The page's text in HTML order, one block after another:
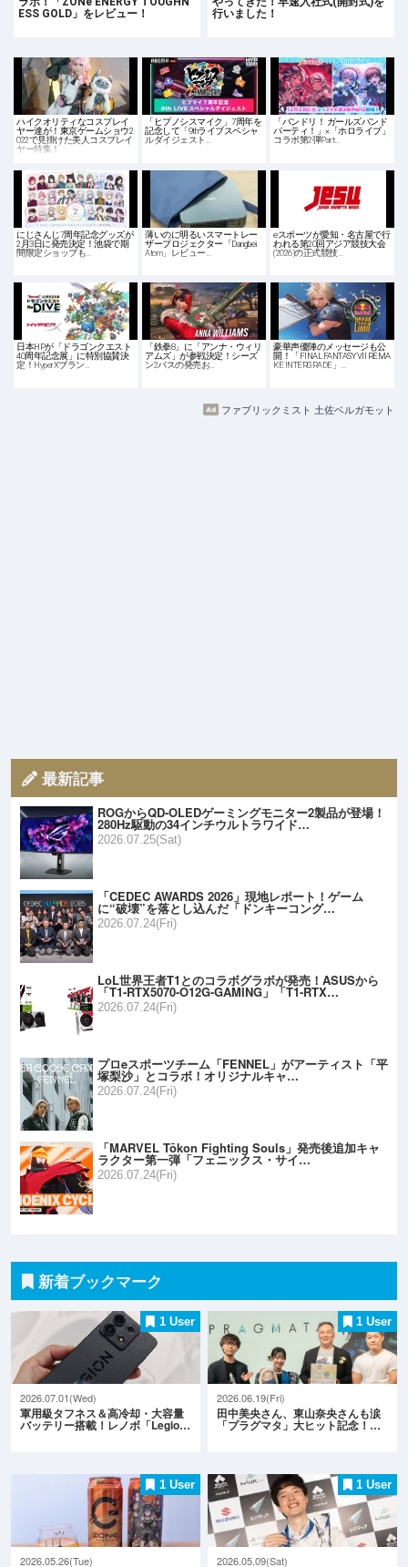
ESS GOLD」をレビュー！
行いました！
ハイクオリティなコスプレイ
ヤー達が！東京ゲームショウ2
022で見掛けた美人コスプレイ
ヤー特集！
「ヒプノシスマイク」7周年を
記念して「9thライブスペシャ
ルダイジェスト…
「バンドリ！ ガールズバンド
パーティ！」×「ホロライブ」
コラボ第2弾Part…
にじさんじ7周年記念グッズが
2月3日に発売決定！池袋で期
間限定ショップも…
薄いのに明るいスマートレー
ザープロジェクター「Dangbei
Atom」レビュー…
eスポーツが愛知・名古屋で行
われる第20回アジア競技大会
(2026)の正式競技…
日本HPが「ドラゴンクエスト
40周年記念展」に特別協賛決
定！HyperXブラン…
「鉄拳8」に「アンナ・ウィリ
アムズ」が参戦決定！シーズ
ン2パスの発売お…
豪華声優陣のメッセージも公
開！「FINAL FANTASY VII REMA
KE INTERGRADE」…
ファブリックミスト 土佐ベルガモット
最新記事
ROGからQD-OLEDゲーミングモニター2製品が登場！
280Hz駆動の34インチウルトラワイド…
2026.07.25(Sat)
「CEDEC AWARDS 2026」現地レポート！ゲーム
に“破壊”を落とし込んだ「ドンキーコング…
2026.07.24(Fri)
LoL世界王者T1とのコラボグラボが発売！ASUSから
「T1-RTX5070-O12G-GAMING」「T1-RTX…
2026.07.24(Fri)
プロeスポーツチーム「FENNEL」がアーティスト「平
塚梨沙」とコラボ！オリジナルキャ…
2026.07.24(Fri)
「MARVEL Tōkon Fighting Souls」発売後追加キャ
ラクター第一弾「フェニックス・サイ…
2026.07.24(Fri)
新着ブックマーク
1 User
2026.07.01(Wed)
軍用級タフネス＆高冷却・大容量
バッテリー搭載！レノボ「Legio…
1 User
2026.06.19(Fri)
田中美央さん、東山奈央さんも涙
「プラグマタ」大ヒット記念！…
1 User
2026.05.26(Tue)
1 User
2026.05.09(Sat)